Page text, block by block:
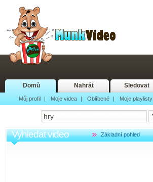
Domů Nahrát Sledovat
Můj profil | Moje videa | Oblíbené | Moje playlisty
Vyhledat video Základní pohled